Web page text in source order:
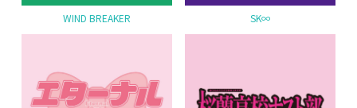
WIND BREAKER SK∞